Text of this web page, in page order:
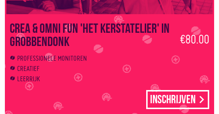
Crea & Omni Fun 'Het kerstatelier' in
Grobbendonk
€80.00
PROFESSIONELE MONITOREN
CREATIEF
LEERRIJK
Inschrijven